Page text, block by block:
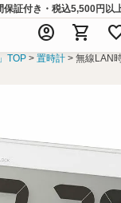
保証付き・税込5,500円以
account_circle shopping_cart
TOP 置時計 無線LAN